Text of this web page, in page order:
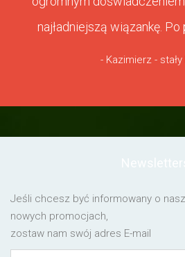
najładniejszą wiązankę.
- Kazimierz -
Jeśli chcesz być informowany o
nowych promocjach,
zostaw nam swój adres E-mail